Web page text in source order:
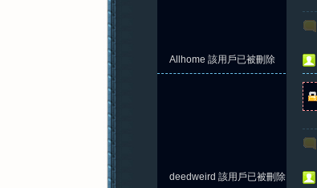
Allhome 該用戶已被刪除
deedweird 該用戶已被刪除